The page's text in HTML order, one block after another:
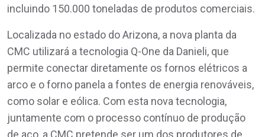
incluindo 150.000 toneladas de produtos comerciais.
Localizada no estado do Arizona, a nova planta da
CMC utilizará a tecnologia Q-One da Danieli, que
permite conectar diretamente os fornos elétricos a
arco e o forno panela a fontes de energia renováveis,
como solar e eólica. Com esta nova tecnologia,
juntamente com o processo contínuo de produção
de aço, a CMC pretende ser um dos produtores de